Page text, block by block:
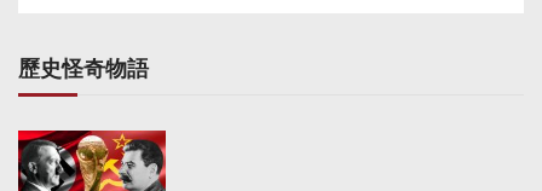
歷史怪奇物語